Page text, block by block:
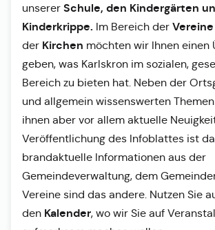
unserer Schule, den Kindergärten
Kinderkrippe. Im Bereich der Vereine
der Kirchen möchten wir Ihnen einen
geben, was Karlskron im sozialen,
Bereich zu bieten hat. Neben der
und allgemein wissenswerten
ihnen aber vor allem aktuelle
Veröffentlichung des Infoblattes ist
brandaktuelle Informationen aus der
Gemeindeverwaltung, dem
Vereine sind das andere. Nutzen Sie
den Kalender, wo wir Sie auf